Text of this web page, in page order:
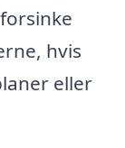
hvis
eller